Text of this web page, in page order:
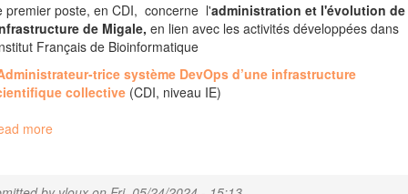
premier poste, en CDI, concerne l'administration et l'évolution de
de Migale, en lien avec les activités développées dans
Français de Bioinformatique
trice système DevOps d’une infrastructure
collective(CDI, niveau IE)
moreabout